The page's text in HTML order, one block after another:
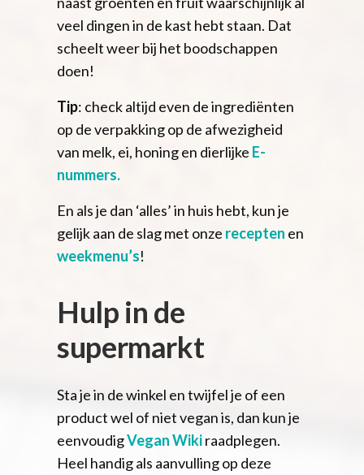
veel dingen in de kast hebt staan. Dat
scheelt weer bij het boodschappen
doen!
Tip: check altijd even de ingrediënten
op de verpakking op de afwezigheid
van melk, ei, honing en dierlijke E-
nummers.
En als je dan ‘alles’ in huis hebt, kun je
gelijk aan de slag met onze recepten en
weekmenu’s!
Hulp in de
supermarkt
Sta je in de winkel en twijfel je of een
product wel of niet vegan is, dan kun je
eenvoudigVegan Wikiraadplegen.
Heel handig als aanvulling op deze